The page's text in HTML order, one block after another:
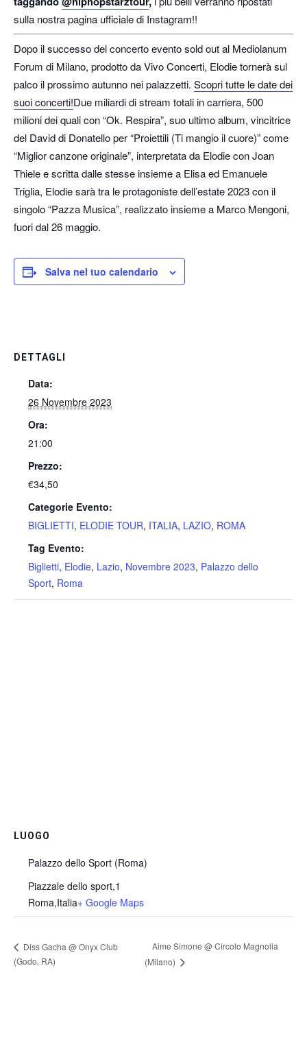
sulla nostra pagina ufficiale di Instagram!!
Dopo il successo del concerto evento sold out al Mediolanum
Forum di Milano, prodotto da Vivo Concerti, Elodie tornerà sul
palco il prossimo autunno nei palazzetti. Scopri tutte le date dei
suoi concerti!Due miliardi di stream totali in carriera, 500
milioni dei quali con “Ok. Respira”, suo ultimo album, vincitrice
del David di Donatello per “Proiettili (Ti mangio il cuore)” come
“Miglior canzone originale”, interpretata da Elodie con Joan
Thiele e scritta dalle stesse insieme a Elisa ed Emanuele
Triglia, Elodie sarà tra le protagoniste dell’estate 2023 con il
singolo “Pazza Musica”, realizzato insieme a Marco Mengoni,
fuori dal 26 maggio.
Salva nel tuo calendario
DETTAGLI
Data:
26 Novembre 2023
Ora:
21:00
Prezzo:
€34,50
Categorie Evento:
BIGLIETTI, ELODIE TOUR, ITALIA, LAZIO, ROMA
Tag Evento:
Biglietti, Elodie, Lazio, Novembre 2023, Palazzo dello
Sport, Roma
LUOGO
Palazzo dello Sport (Roma)
Piazzale dello sport,1
Roma,Italia+ Google Maps
Diss Gacha @ Onyx Club
(Godo, RA)
Aime Simone @ Circolo Magnolia
(Milano)